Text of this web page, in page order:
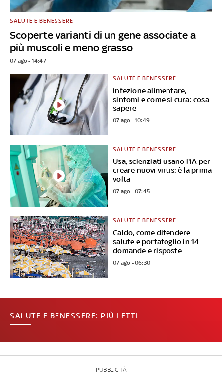
Scoperte varianti di un gene associate a
più muscoli e meno grasso
SALUTE E BENESSERE
07 ago - 14:47
Infezione alimentare,
sintomi e come si cura: cosa
sapere
SALUTE E BENESSERE
07 ago - 10:49
Usa, scienziati usano l'IA per
creare nuovi virus: è la prima
volta
SALUTE E BENESSERE
07 ago - 07:45
Caldo, come difendere
salute e portafoglio in 14
domande e risposte
SALUTE E BENESSERE
07 ago - 06:30
SALUTE E BENESSERE: PIÙ LETTI
PUBBLICITÀ